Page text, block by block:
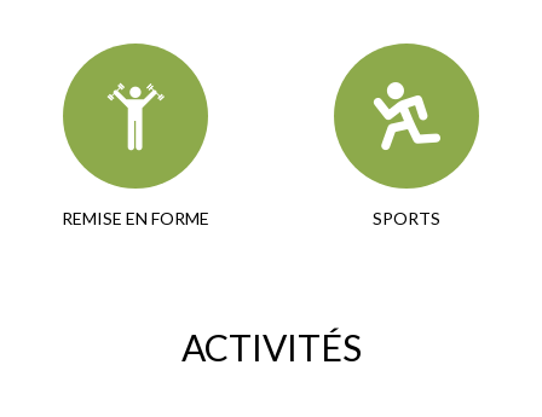
REMISE EN FORME SPORTS
ACTIVITÉS